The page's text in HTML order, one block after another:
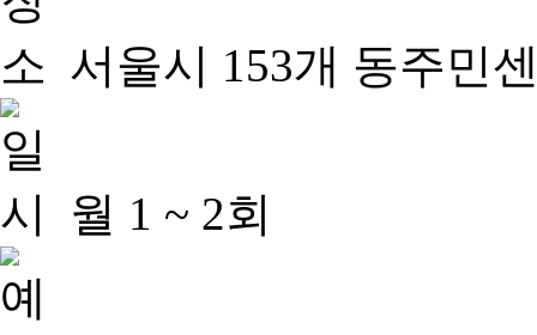
서울시 153개 동주민
월 1 ~ 2회